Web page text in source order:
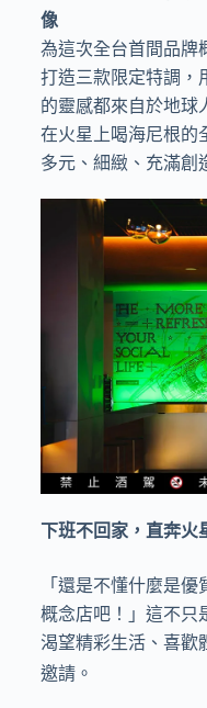
像
為這次全台首間品牌
打造三款限定特調，
的靈感都來自於地球
在火星上喝海尼根的
多元、細緻、充滿創
下班不回家，直奔火
「還是不懂什麼是
概念店吧！」這不只
渴望精彩生活、喜歡
邀請。